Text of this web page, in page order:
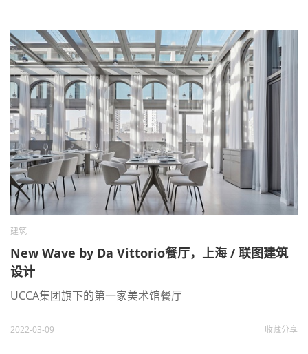
建筑
New Wave by Da Vittorio餐厅，上海 / 联图建筑
设计
UCCA集团旗下的第一家美术馆餐厅
2022-03-09 收藏分享